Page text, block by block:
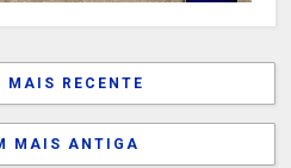
MAIS RECENTE
MAIS ANTIGA